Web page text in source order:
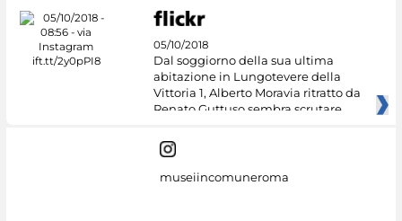
05/10/2018
Dal soggiorno della sua ultima
abitazione in Lungotevere della
Vittoria 1, Alberto Moravia ritratto da
Renato Guttuso sembra scrutare
museiincomuneroma